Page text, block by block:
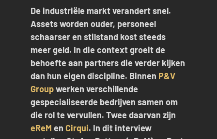
De industriële markt verandert snel.
Assets worden ouder, personeel
schaarser en stilstand kost steeds
meer geld. In die context groeit de
behoefte aan partners die verder kijken
dan hun eigen discipline. Binnen P&V
Groupwerken verschillende
gespecialiseerde bedrijven samen om
die rol te vervullen. Twee daarvan zijn
eReM en Cirqui. In dit interview